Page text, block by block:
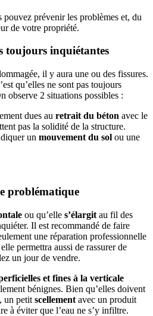
prévenir les problèmes et, du
de votre propriété.
toujours inquiétantes
il y aura une ou des fissures.
qu’elles ne sont pas toujours
observe 2 situations possibles :
dues au retrait du béton avec le
pas la solidité de la structure.
un mouvement du sol ou une
problématique
ou qu’elle s’élargit au fil des
Il est recommandé de faire
une réparation professionnelle
permettra aussi de rassurer de
un jour de vendre.
et fines à la verticale
bénignes. Bien qu’elles doivent
un petit scellement avec un produit
à éviter que l’eau ne s’y infiltre.